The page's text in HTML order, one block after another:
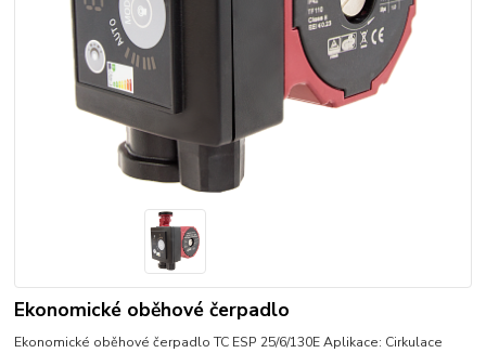
Ekonomické oběhové čerpadlo
Ekonomické oběhové čerpadlo TC ESP 25/6/130E Aplikace: Cirkulace